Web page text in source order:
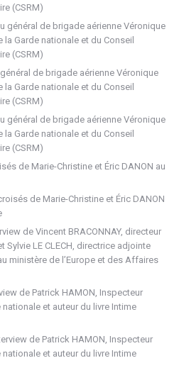
(CSRM)
général de brigade aérienne Véronique
la Garde nationale et du Conseil
(CSRM)
de brigade aérienne Véronique
la Garde nationale et du Conseil
(CSRM)
général de brigade aérienne Véronique
la Garde nationale et du Conseil
(CSRM)
de Marie-Christine et Éric DANON au
de Marie-Christine et Éric DANON
de Vincent BRACONNAY, directeur
LE CLECH, directrice adjointe
ministère de l’Europe et des Affaires
de Patrick HAMON, Inspecteur
et auteur du livre Intime
de Patrick HAMON, Inspecteur
et auteur du livre Intime